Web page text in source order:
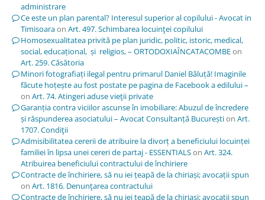
administrare
Ce este un plan parental? Interesul superior al copilului - Avocat in
Timisoaraon Art. 497. Schimbarea locuinţei copilului
Homosexualitatea privită pe plan juridic, politic, istoric, medical,
social, educațional, și religios, – ORTODOXIAÎNCATACOMBEon
Art. 259. Căsătoria
Minori fotografiați ilegal pentru primarul Daniel Băluță! Imaginile
făcute hoțește au fost postate pe pagina de Facebook a edilului –
on Art. 74. Atingeri aduse vieţii private
Garanția contra viciilor ascunse în imobiliare: Abuzul de încredere
și răspunderea asociatului – Avocat Consultanță Bucureștion Art.
1707. Condiţii
Admisibilitatea cererii de atribuire la divorț a beneficiului locuinței
familiei în lipsa unei cereri de partaj - ESSENTIALSon Art. 324.
Atribuirea beneficiului contractului de închiriere
Contracte de închiriere, să nu iei țeapă de la chiriași; avocații spun
on Art. 1816. Denunţarea contractului
Contracte de închiriere, să nu iei țeapă de la chiriași; avocații spun